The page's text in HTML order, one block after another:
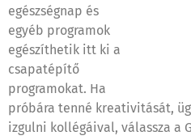
egészségnap és
egyéb programok
egészíthetik itt ki a
csapatépítő
programokat. Ha
próbára tenné kreativitását,
izgulni kollégáival, válassza a